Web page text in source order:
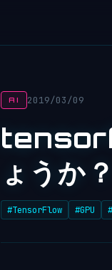
AI 2019/03/09
ょうか？
#TensorFlow #GPU